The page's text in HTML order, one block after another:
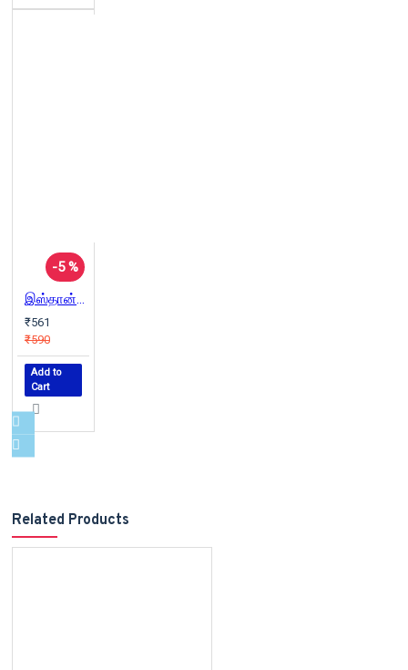
-5 %
இஸ்தான்புல்: ஒரு நகரத்தின் நினைவுகள் | Istanbul: Memories and the City
₹561
₹590
Add to
Cart
Related Products